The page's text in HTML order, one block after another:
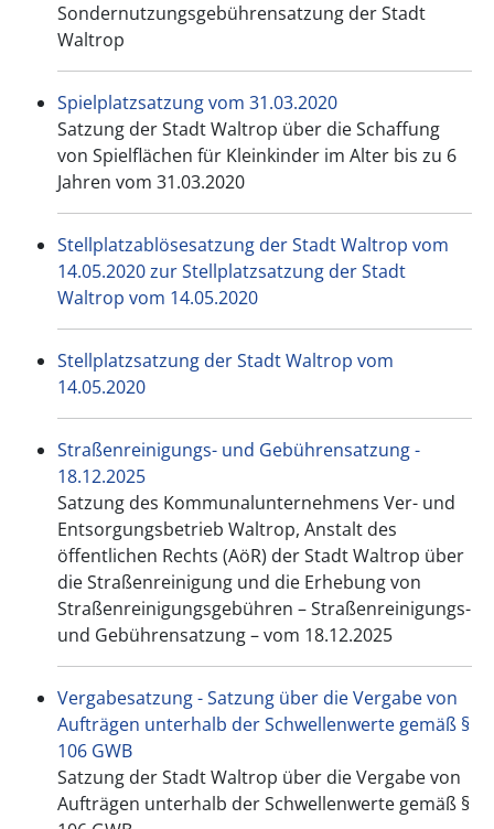
Sondernutzungsgebührensatzung der Stadt
Waltrop
Spielplatzsatzung vom 31.03.2020
Satzung der Stadt Waltrop über die Schaffung
von Spielflächen für Kleinkinder im Alter bis zu 6
Jahren vom 31.03.2020
Stellplatzablösesatzung der Stadt Waltrop vom
14.05.2020 zur Stellplatzsatzung der Stadt
Waltrop vom 14.05.2020
Stellplatzsatzung der Stadt Waltrop vom
14.05.2020
Straßenreinigungs- und Gebührensatzung -
18.12.2025
Satzung des Kommunalunternehmens Ver- und
Entsorgungsbetrieb Waltrop, Anstalt des
öffentlichen Rechts (AöR) der Stadt Waltrop über
die Straßenreinigung und die Erhebung von
Straßenreinigungsgebühren – Straßenreinigungs-
und Gebührensatzung – vom 18.12.2025
Vergabesatzung - Satzung über die Vergabe von
Aufträgen unterhalb der Schwellenwerte gemäß §
106 GWB
Satzung der Stadt Waltrop über die Vergabe von
Aufträgen unterhalb der Schwellenwerte gemäß §